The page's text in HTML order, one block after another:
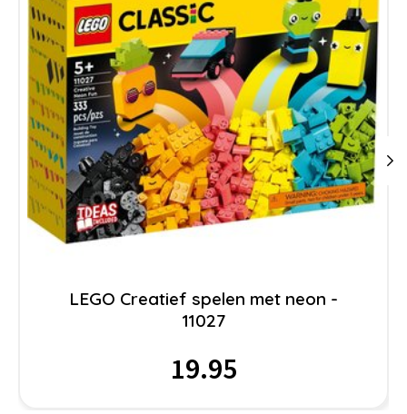
LEGO Creatief spelen met neon -
11027
19.95